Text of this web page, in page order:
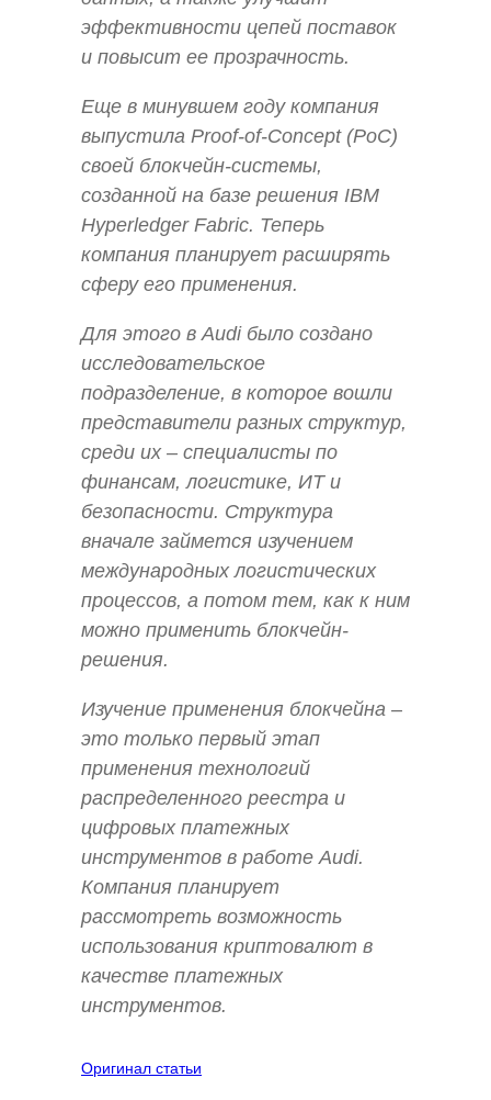
эффективности цепей поставок
и повысит ее прозрачность.
Еще в минувшем году компания
выпустила Proof-of-Concept (PoC)
своей блокчейн-системы,
созданной на базе решения IBM
Hyperledger Fabric. Теперь
компания планирует расширять
сферу его применения.
Для этого в Audi было создано
исследовательское
подразделение, в которое вошли
представители разных структур,
среди их – специалисты по
финансам, логистике, ИТ и
безопасности. Структура
вначале займется изучением
международных логистических
процессов, а потом тем, как к ним
можно применить блокчейн-
решения.
Изучение применения блокчейна –
это только первый этап
применения технологий
распределенного реестра и
цифровых платежных
инструментов в работе Audi.
Компания планирует
рассмотреть возможность
использования криптовалют в
качестве платежных
инструментов.
Оригинал статьи